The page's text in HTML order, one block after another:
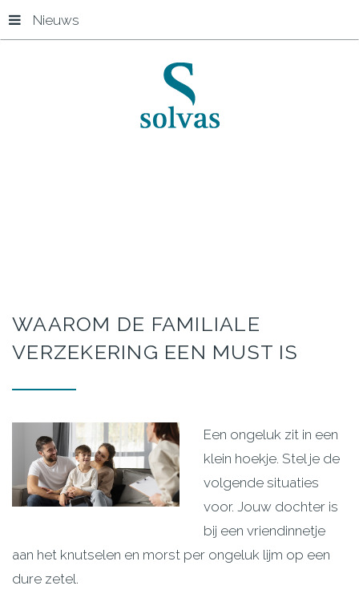
Nieuws
WAAROM DE FAMILIALE
VERZEKERING EEN MUST IS
Een ongeluk zit in een
klein hoekje. Stel je de
volgende situaties
voor. Jouw dochter is
bij een vriendinnetje
aan het knutselen en morst per ongeluk lijm op een
dure zetel.